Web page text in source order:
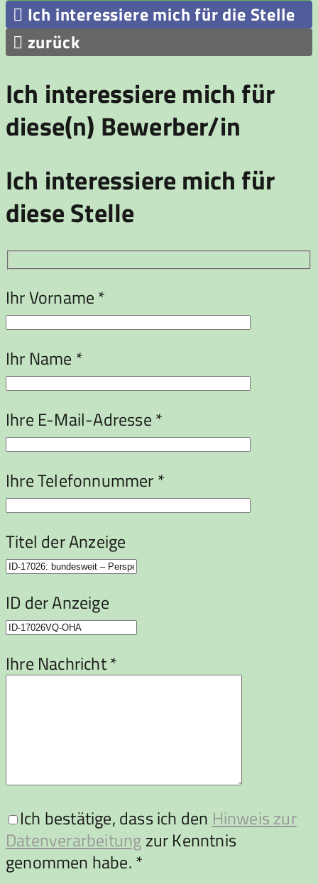
 Ich interessiere mich für die Stelle
 zurück
Ich interessiere mich für
diese(n) Bewerber/in
Ich interessiere mich für
diese Stelle
Ihr Vorname *
Ihr Name *
Ihre E-Mail-Adresse *
Ihre Telefonnummer *
Titel der Anzeige
ID der Anzeige
Ihre Nachricht *
Ich bestätige, dass ich den Hinweis zur
Datenverarbeitungzur Kenntnis
genommen habe. *